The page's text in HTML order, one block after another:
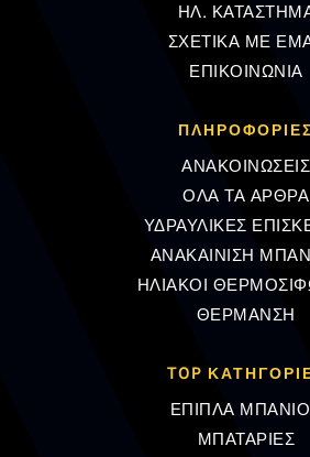
ΗΛ.
ΣΧΕΤΙΚΑ ΜΕ
ΕΠΙΚΟΙΝΩΝΙΑ
ΠΛΗΡΟΦΟΡΊΕΣ
ΑΝΑΚΟΙΝΩΣΕΙΣ
ΟΛΑ ΤΑ ΑΡΘΡΑ
ΥΔΡΑΥΛΙΚΕΣ
ΑΝΑΚΑΙΝΙΣΗ
ΗΛΙΑΚΟΙ
ΘΕΡΜΑΝΣΗ
TOP
ΕΠΙΠΛΑ
ΜΠΑΤΑΡΙΕΣ